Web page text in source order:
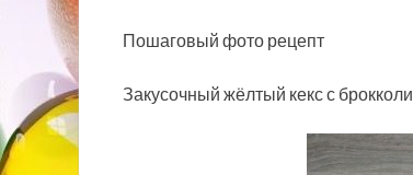
Пошаговый фото рецепт
Закусочный жёлтый кекс с брокколи